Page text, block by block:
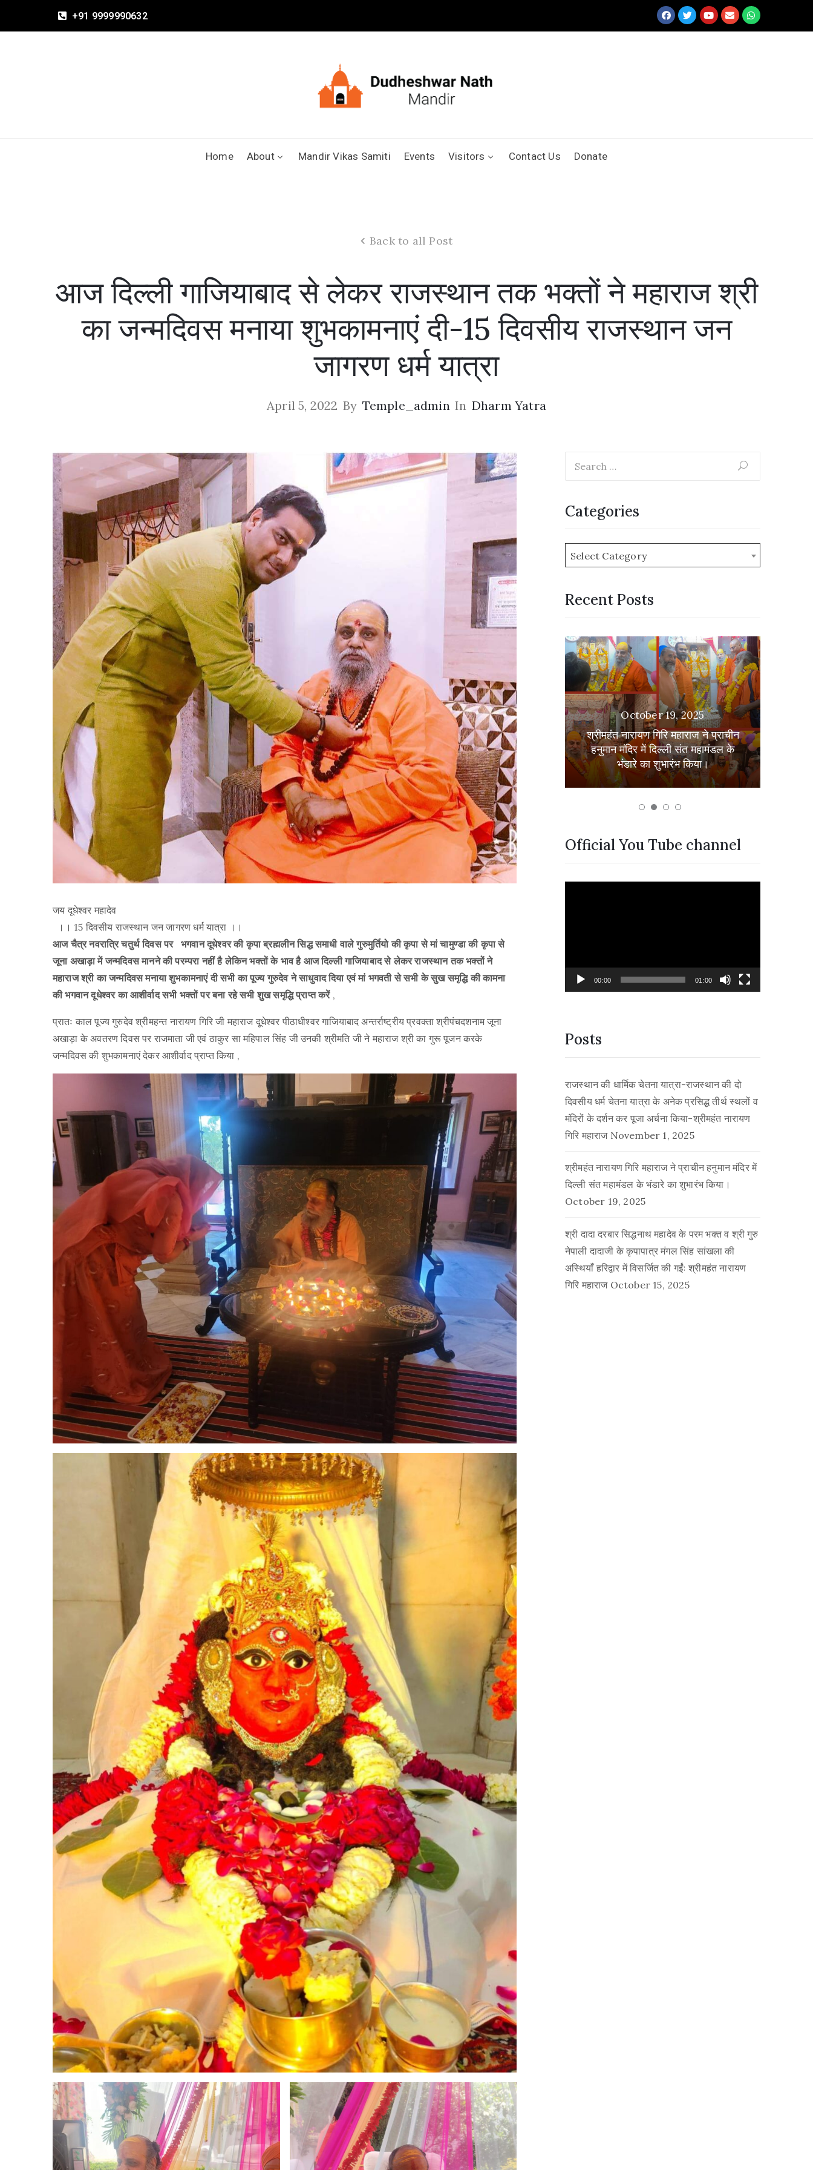
+91 9999990632
Home About Mandir Vikas Samiti Events Visitors Contact Us Donate
Back to all Post
आज दिल्ली गाजियाबाद से लेकर राजस्थान तक भक्तों ने महाराज श्री
का जन्मदिवस मनाया शुभकामनाएं दी-15 दिवसीय राजस्थान जन
जागरण धर्म यात्रा
April 5, 2022 By Temple_admin In Dharm Yatra
जय दूधेश्वर महादेव
।। 15 दिवसीय राजस्थान जन जागरण धर्म यात्रा ।।
आज चैत्र नवरात्रि चतुर्थ दिवस पर भगवान दूधेश्वर की कृपा ब्रह्मलीन सिद्ध समाधी वाले गुरुमुर्तियो की कृपा से मां चामुण्डा की कृपा से
जूना अखाड़ा में जन्मदिवस मानने की परम्परा नहीं है लेकिन भक्तों के भाव है आज दिल्ली गाजियाबाद से लेकर राजस्थान तक भक्तों ने
महाराज श्री का जन्मदिवस मनाया शुभकामनाएं दी सभी का पूज्य गुरुदेव ने साधुवाद दिया एवं मां भगवती से सभी के सुख समृद्धि की कामना
की भगवान दूधेश्वर का आशीर्वाद सभी भक्तों पर बना रहे सभी शुख समृद्धि प्राप्त करें ,
प्रातः काल पूज्य गुरुदेव श्रीमहन्त नारायण गिरि जी महाराज दूधेश्वर पीठाधीश्वर गाजियाबाद अन्तर्राष्ट्रीय प्रवक्ता श्रीपंचदशनाम जूना
अखाड़ा के अवतरण दिवस पर राजमाता जी एवं ठाकुर सा महिपाल सिंह जी उनकी श्रीमति जी ने महाराज श्री का गुरू पूजन करके
जन्मदिवस की शुभकामनाएं देकर आशीर्वाद प्राप्त किया ,
Categories
Select Category
Recent Posts
October 15, 2025
श्री दादा दरबार सिद्धनाथ महादेव के परम
भक्त व श्री गुरु नेपाली दादाजी के
कृपापात्र मंगल सिंह सांखला की अस्थियाँ
हरिद्वार में विसर्जित की गईंः श्रीमहंत
नारायण गिरि महाराज
October 13, 2025
दीपज्ज्योतिर्नमोस्तुते-दीपावली का पर्व 20
अक्टूबर को मनाया जाएगा: श्रीमहंत
नारायण गिरि महाराज
November 1, 2025
राजस्थान की धार्मिक चेतना यात्रा-
राजस्थान की दो दिवसीय धर्म चेतना यात्रा
के अनेक प्रसिद्ध तीर्थ स्थलों व मंदिरों के
दर्शन कर पूजा अर्चना किया-श्रीमहंत
नारायण गिरि महाराज
October 19, 2025
श्रीमहंत नारायण गिरि महाराज ने प्राचीन
हनुमान मंदिर में दिल्ली संत महामंडल के
भंडारे का शुभारंभ किया।
Official You Tube channel
00:00 01:00
Posts
राजस्थान की धार्मिक चेतना यात्रा-राजस्थान की दो
दिवसीय धर्म चेतना यात्रा के अनेक प्रसिद्ध तीर्थ स्थलों व
मंदिरों के दर्शन कर पूजा अर्चना किया-श्रीमहंत नारायण
गिरि महाराज November 1, 2025
श्रीमहंत नारायण गिरि महाराज ने प्राचीन हनुमान मंदिर में
दिल्ली संत महामंडल के भंडारे का शुभारंभ किया।
October 19, 2025
श्री दादा दरबार सिद्धनाथ महादेव के परम भक्त व श्री गुरु
नेपाली दादाजी के कृपापात्र मंगल सिंह सांखला की
अस्थियाँ हरिद्वार में विसर्जित की गईंः श्रीमहंत नारायण
गिरि महाराज October 15, 2025